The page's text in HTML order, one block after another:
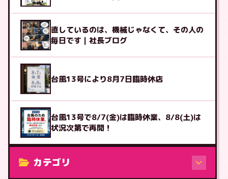
直しているのは、機械じゃなくて、その人の
毎日です｜社長ブログ
台風13号により8月7日臨時休店
台風13号で8/7(金)は臨時休業、8/8(土)は
状況次第で再開！
カテゴリ